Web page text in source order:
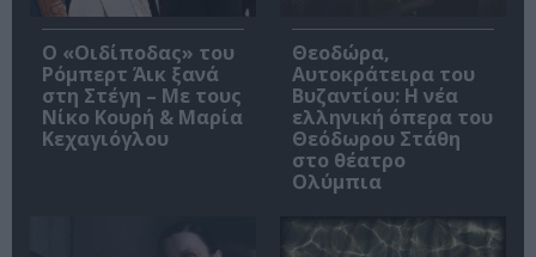
O «Οιδίποδας» του
Ρόμπερτ Άικ ξανά
στη Στέγη – Με τους
Νίκο Κουρή & Μαρία
Κεχαγιόγλου
Θεοδώρα,
Αυτοκράτειρα του
Βυζαντίου: Η νέα
ελληνική όπερα του
Θεόδωρου Στάθη
στο θέατρο
Ολύμπια